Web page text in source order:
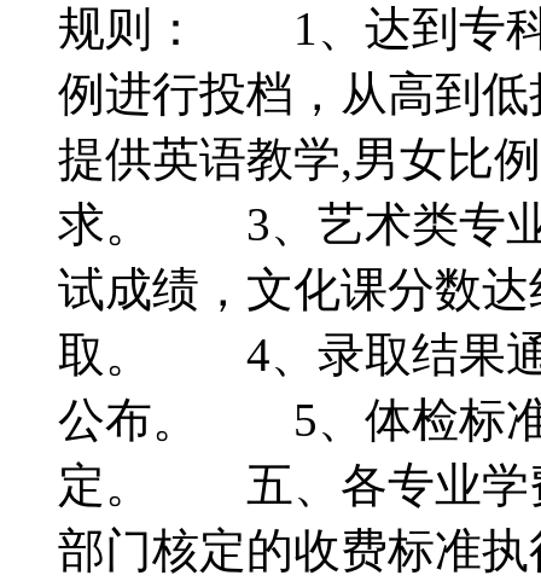
规则： 1、达到专科
例进行投档，从高到
提供英语教学,男女比
求。 3、艺术类专业
试成绩，文化课分数
取。 4、录取结果通
公布。 5、体检标准
定。 五、各专业学
部门核定的收费标准